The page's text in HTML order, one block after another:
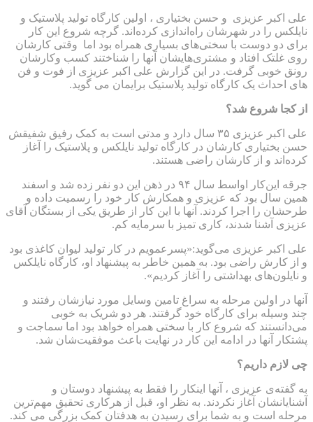
علی اکبر عزیزی و حسن بختیاری ، اولین کارگاه تولید پلاستیک و
نایلکس را در شهرشان راه‌اندازی کرده‌اند. گرچه شروع این کار
برای دو دوست با سختی‌های بسیاری همراه بود اما وقتی کارشان
روی غلتک افتاد و مشتری‌هایشان آنها را شناختند کسب وکارشان
رونق خوبی گرفت. در این گزارش علی اکبر عزیزی از فوت و فن
های احداث یک کارگاه تولید پلاستیک برایمان می گوید.
از کجا شروع شد؟
علی اکبر عزیزی ۳۵ سال دارد و مدتی است به کمک رفیق شفیقش
حسن بختیاری کارشان در کارگاه تولید نایلکس و پلاستیک را آغاز
کرده‌اند و از کارشان راضی هستند.
جرقه این‌کار اواسط سال ۹۴ در ذهن این دو نفر زده شد و اسفند
همین سال بود که عزیزی و همکارش کار خود را رسمیت داده و
طرحشان را اجرا کردند. آنها با این کار از طریق یکی از بستگان آقای
عزیزی آشنا شدند، کاری تمیز با سرمایه کم.
علی اکبر عزیزی می‌گوید:«پسرعمویم در کار تولید لیوان کاغذی بود
و از کارش راضی بود. به همین خاطر به پیشنهاد او، کارگاه نایلکس
و نایلون‌های بهداشتی را آغاز کردیم».
آنها در اولین مرحله به سراغ تامین وسایل مورد نیازشان رفتند و
چند وسیله برای کارگاه خود گرفتند. هر دو شریک به خوبی
می‌دانستند که شروع کار با سختی همراه خواهد بود اما سماجت و
پشتکار آنها در ادامه این کار در نهایت باعث موفقیت‌شان شد.
چی لازم داریم؟
به گفته‌ی عزیزی ، آنها اینکار را فقط به پیشنهاد دوستان و
آشنایانشان آغاز نکردند. به نظر او، قبل از هرکاری تحقیق مهم‌ترین
مرحله است و به شما برای رسیدن به هدفتان کمک بزرگی می کند.